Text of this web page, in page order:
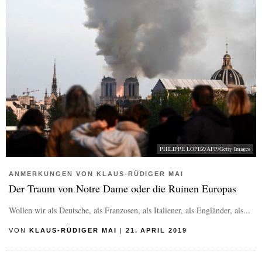
PHILIPPE LOPEZ/AFP/Getty Images
ANMERKUNGEN VON KLAUS-RÜDIGER MAI
Der Traum von Notre Dame oder die Ruinen Europas
Wollen wir als Deutsche, als Franzosen, als Italiener, als Engländer, als...
VON KLAUS-RÜDIGER MAI | 21. APRIL 2019